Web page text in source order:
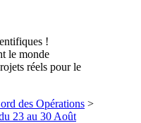
!
le monde
réels pour le
des Opérations >
23 au 30 Août